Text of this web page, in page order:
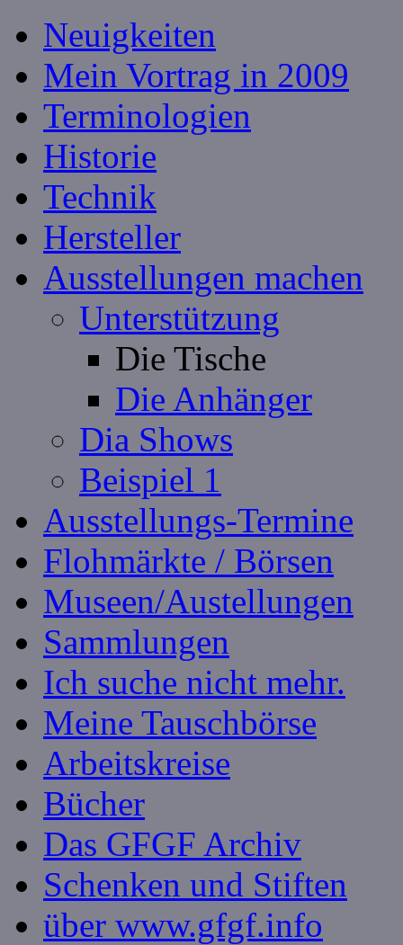
Neuigkeiten
Mein Vortrag in 2009
Terminologien
Historie
Technik
Hersteller
Ausstellungen machen
Unterstützung
Die Tische
Die Anhänger
Dia Shows
Beispiel 1
Ausstellungs-Termine
Flohmärkte / Börsen
Museen/Austellungen
Sammlungen
Ich suche nicht mehr.
Meine Tauschbörse
Arbeitskreise
Bücher
Das GFGF Archiv
Schenken und Stiften
über www.gfgf.info